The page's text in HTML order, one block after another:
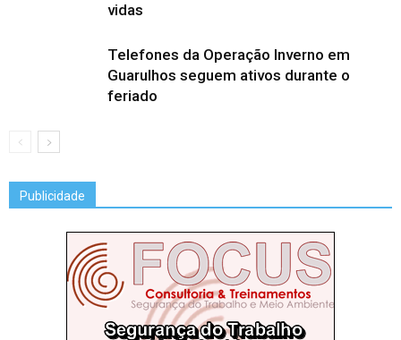
vidas
Telefones da Operação Inverno em
Guarulhos seguem ativos durante o
feriado
Publicidade